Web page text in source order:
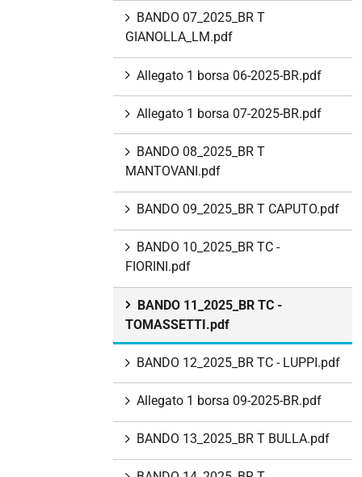
BANDO 07_2025_BR T
GIANOLLA_LM.pdf
Allegato 1 borsa 06-2025-BR.pdf
Allegato 1 borsa 07-2025-BR.pdf
BANDO 08_2025_BR T
MANTOVANI.pdf
BANDO 09_2025_BR T CAPUTO.pdf
BANDO 10_2025_BR TC -
FIORINI.pdf
BANDO 11_2025_BR TC -
TOMASSETTI.pdf
BANDO 12_2025_BR TC - LUPPI.pdf
Allegato 1 borsa 09-2025-BR.pdf
BANDO 13_2025_BR T BULLA.pdf